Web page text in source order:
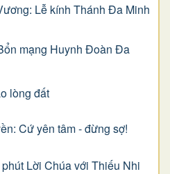
Lễ kính Thánh Đa Minh
mạng Huynh Đoàn Đa
lòng đất
Cứ yên tâm - đừng sợ!
Lời Chúa với Thiếu Nhi